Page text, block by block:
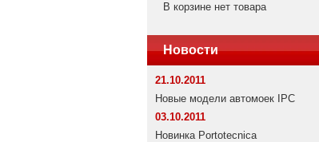
В корзине нет товара
Новости
21.10.2011
Новые модели автомоек IPC
03.10.2011
Новинка Portotecnica